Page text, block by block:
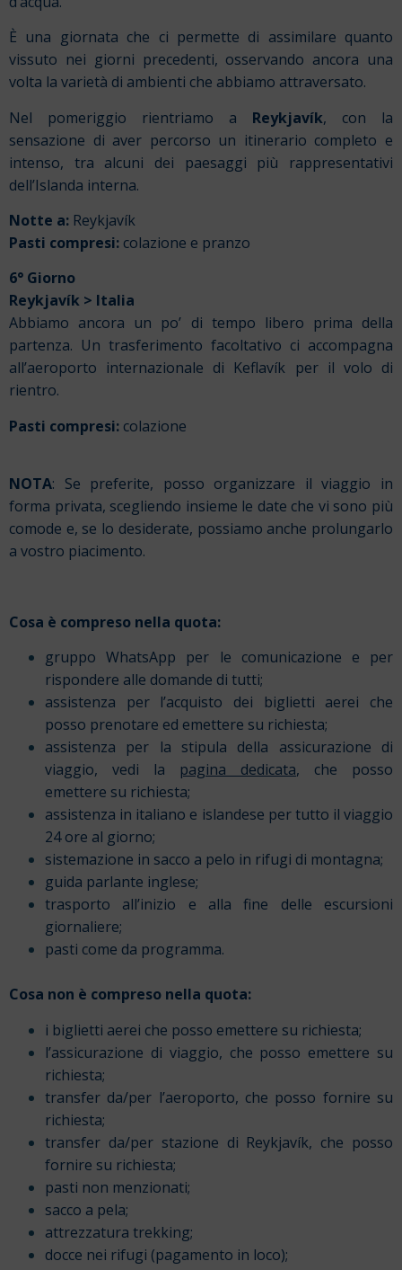
È una giornata che ci permette di assimilare quanto
vissuto nei giorni precedenti, osservando ancora una
volta la varietà di ambienti che abbiamo attraversato.
Nel pomeriggio rientriamo a Reykjavík, con la
sensazione di aver percorso un itinerario completo e
intenso, tra alcuni dei paesaggi più rappresentativi
dell’Islanda interna.
Notte a: Reykjavík
Pasti compresi: colazione e pranzo
6° Giorno
Reykjavík > Italia
Abbiamo ancora un po’ di tempo libero prima della
partenza. Un trasferimento facoltativo ci accompagna
all’aeroporto internazionale di Keflavík per il volo di
rientro.
Pasti compresi: colazione
NOTA: Se preferite, posso organizzare il viaggio in
forma privata, scegliendo insieme le date che vi sono più
comode e, se lo desiderate, possiamo anche prolungarlo
a vostro piacimento.
Cosa è compreso nella quota:
gruppo WhatsApp per le comunicazione e per
rispondere alle domande di tutti;
assistenza per l’acquisto dei biglietti aerei che
posso prenotare ed emettere su richiesta;
assistenza per la stipula della assicurazione di
viaggio, vedi la pagina dedicata, che posso
emettere su richiesta;
assistenza in italiano e islandese per tutto il viaggio
24 ore al giorno;
sistemazione in sacco a pelo in rifugi di montagna;
guida parlante inglese;
trasporto all’inizio e alla fine delle escursioni
giornaliere;
pasti come da programma.
Cosa non è compreso nella quota:
i biglietti aerei che posso emettere su richiesta;
l’assicurazione di viaggio, che posso emettere su
richiesta;
transfer da/per l’aeroporto, che posso fornire su
richiesta;
transfer da/per stazione di Reykjavík, che posso
fornire su richiesta;
pasti non menzionati;
sacco a pela;
attrezzatura trekking;
docce nei rifugi (pagamento in loco);